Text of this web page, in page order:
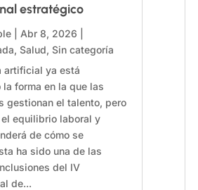
estratégico
Abr 8, 2026
,Salud,Sin categoría
artificial ya está
forma en la que las
gestionan el talento, pero
equilibrio laboral y
de cómo se
ha sido una de las
del IV
de...